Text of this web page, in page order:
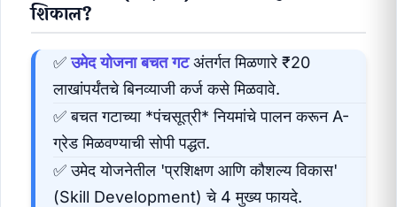
शिकाल?
✅उमेद योजना बचत गटअंतर्गत मिळणारे ₹20
लाखांपर्यंतचे बिनव्याजी कर्ज कसे मिळवावे.
✅ बचत गटाच्या *पंचसूत्री* नियमांचे पालन करून A-
ग्रेड मिळवण्याची सोपी पद्धत.
✅ उमेद योजनेतील 'प्रशिक्षण आणि कौशल्य विकास'
(Skill Development) चे 4 मुख्य फायदे.